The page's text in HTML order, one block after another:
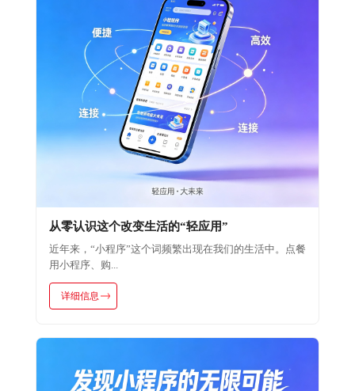
从零认识这个改变生活的“轻应用”
近年来，“小程序”这个词频繁出现在我们的生活中。点餐
用小程序、购...
详细信息